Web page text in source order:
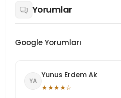
Yorumlar
Google Yorumları
YA
Yunus Erdem Ak
★★★★☆